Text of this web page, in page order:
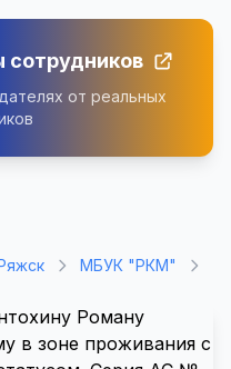
от реальных
МБУК "РКМ"